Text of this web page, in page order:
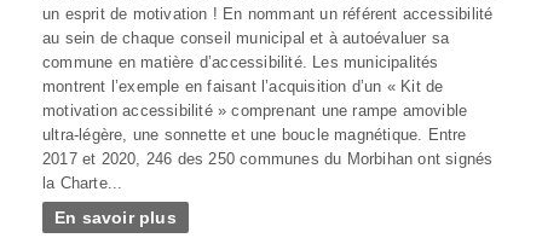
un esprit de motivation ! En nommant un référent accessibilité
au sein de chaque conseil municipal et à autoévaluer sa
commune en matière d’accessibilité. Les municipalités
montrent l’exemple en faisant l’acquisition d’un « Kit de
motivation accessibilité » comprenant une rampe amovible
ultra-légère, une sonnette et une boucle magnétique. Entre
2017 et 2020, 246 des 250 communes du Morbihan ont signés
la Charte...
En savoir plus